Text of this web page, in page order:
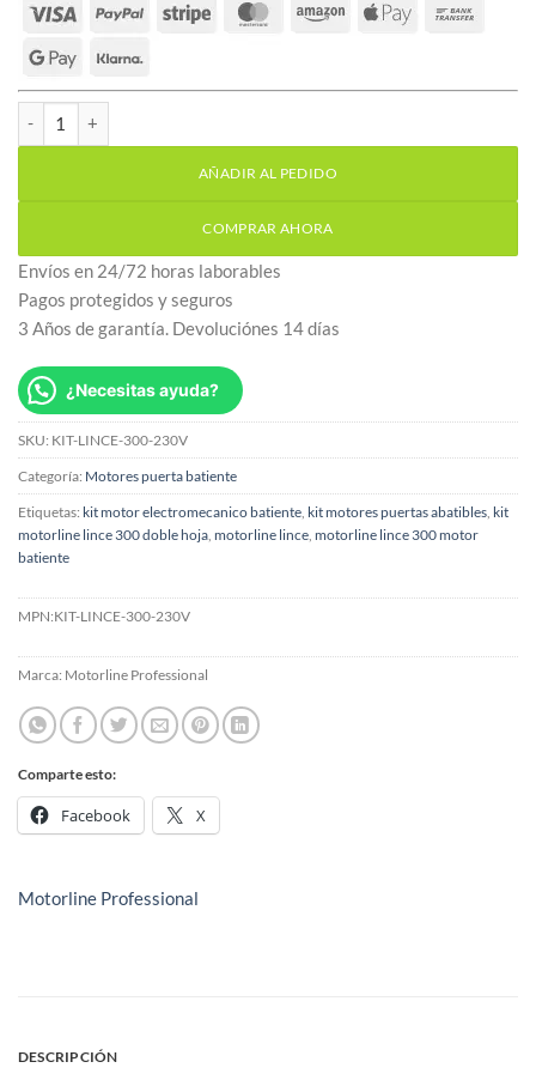
Kit Motorline Lince 300 motores puertas de doble hoja batiente
AÑADIR AL PEDIDO
COMPRAR AHORA
Envíos en 24/72 horas laborables
Pagos protegidos y seguros
3 Años de garantía. Devoluciónes 14 días
¿Necesitas ayuda?
SKU: KIT-LINCE-300-230V
Categoría: Motores puerta batiente
Etiquetas: kit motor electromecanico batiente kit motores puertas abatibles kit
motorline lince 300 doble hoja motorline lince motorline lince 300 motor
batiente
MPN:KIT-LINCE-300-230V
Marca: Motorline Professional
Comparte esto:
Facebook X
Motorline Professional
DESCRIPCIÓN